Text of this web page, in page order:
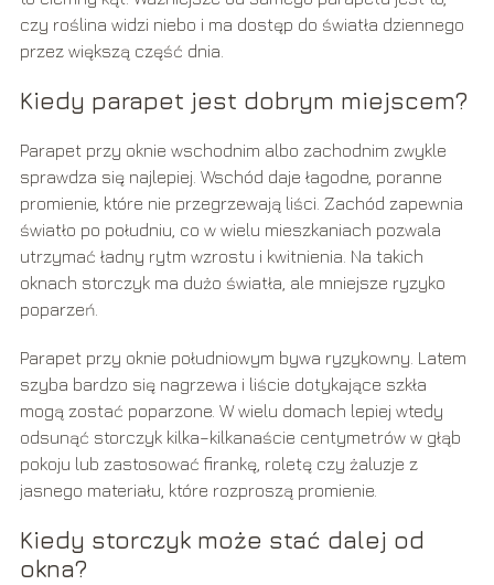
czy roślina widzi niebo i ma dostęp do światła dziennego
przez większą część dnia.
Kiedy parapet jest dobrym miejscem?
Parapet przy oknie wschodnim albo zachodnim zwykle
sprawdza się najlepiej. Wschód daje łagodne, poranne
promienie, które nie przegrzewają liści. Zachód zapewnia
światło po południu, co w wielu mieszkaniach pozwala
utrzymać ładny rytm wzrostu i kwitnienia. Na takich
oknach storczyk ma dużo światła, ale mniejsze ryzyko
poparzeń.
Parapet przy oknie południowym bywa ryzykowny. Latem
szyba bardzo się nagrzewa i liście dotykające szkła
mogą zostać poparzone. W wielu domach lepiej wtedy
odsunąć storczyk kilka–kilkanaście centymetrów w głąb
pokoju lub zastosować firankę, roletę czy żaluzje z
jasnego materiału, które rozproszą promienie.
Kiedy storczyk może stać dalej od
okna?